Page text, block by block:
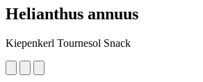
Helianthus annuus
Kiepenkerl Tournesol Snack